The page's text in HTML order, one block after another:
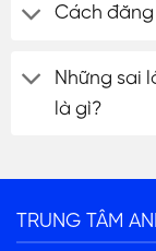
Cách đăng
Những sai
là gì?
TRUNG TÂM